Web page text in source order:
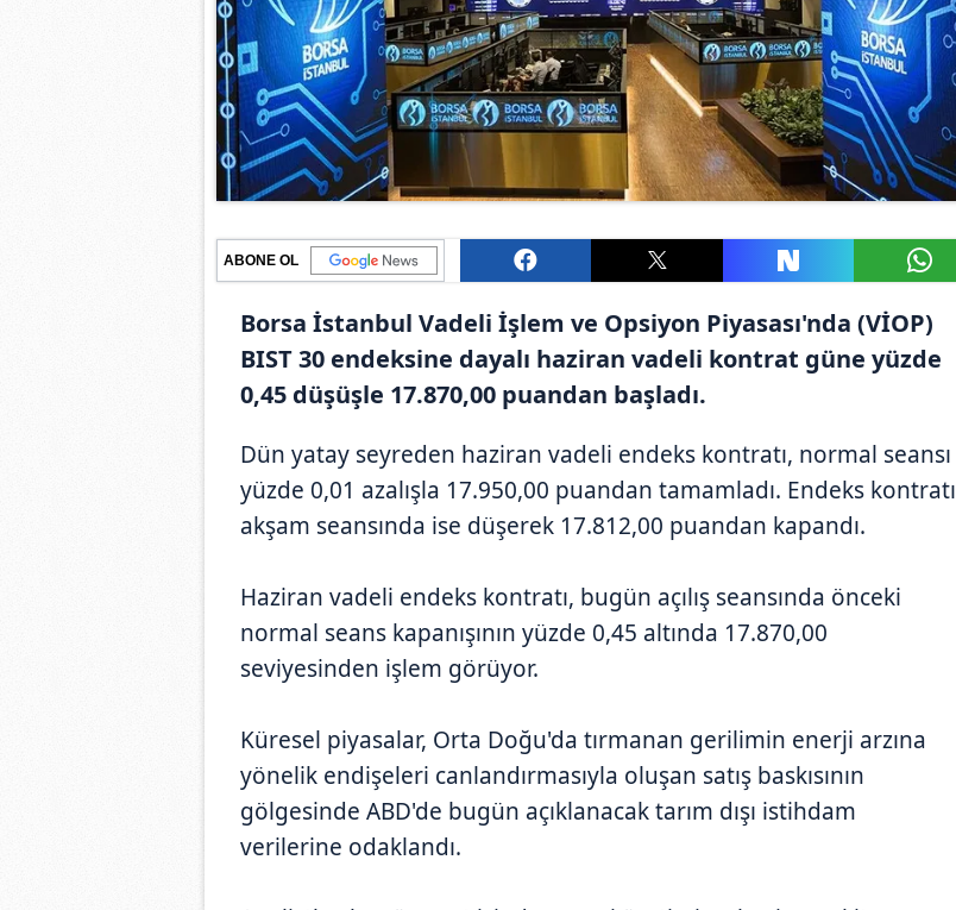
ABONE OL
Borsa İstanbul Vadeli İşlem ve Opsiyon Piyasası'nda (VİOP)
BIST 30 endeksine dayalı haziran vadeli kontrat güne yüzde
0,45 düşüşle 17.870,00 puandan başladı.
Dün yatay seyreden haziran vadeli endeks kontratı, normal seansı
yüzde 0,01 azalışla 17.950,00 puandan tamamladı. Endeks kontratı
akşam seansında ise düşerek 17.812,00 puandan kapandı.
Haziran vadeli endeks kontratı, bugün açılış seansında önceki
normal seans kapanışının yüzde 0,45 altında 17.870,00
seviyesinden işlem görüyor.
Küresel piyasalar, Orta Doğu'da tırmanan gerilimin enerji arzına
yönelik endişeleri canlandırmasıyla oluşan satış baskısının
gölgesinde ABD'de bugün açıklanacak tarım dışı istihdam
verilerine odaklandı.